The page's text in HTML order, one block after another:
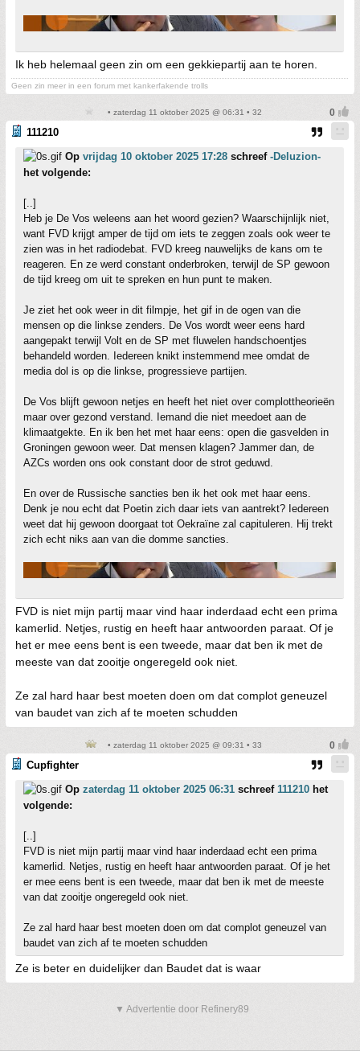
Ik heb helemaal geen zin om een gekkiepartij aan te horen.
Geen zin meer in een forum met kankerfakende trolls
• zaterdag 11 oktober 2025 @ 06:31 • 32
111210
Op vrijdag 10 oktober 2025 17:28 schreef -Deluzion-
het volgende:
[..]
Heb je De Vos weleens aan het woord gezien? Waarschijnlijk niet,
want FVD krijgt amper de tijd om iets te zeggen zoals ook weer te
zien was in het radiodebat. FVD kreeg nauwelijks de kans om te
reageren. En ze werd constant onderbroken, terwijl de SP gewoon
de tijd kreeg om uit te spreken en hun punt te maken.
Je ziet het ook weer in dit filmpje, het gif in de ogen van die
mensen op die linkse zenders. De Vos wordt weer eens hard
aangepakt terwijl Volt en de SP met fluwelen handschoentjes
behandeld worden. Iedereen knikt instemmend mee omdat de
media dol is op die linkse, progressieve partijen.
De Vos blijft gewoon netjes en heeft het niet over complottheorieën
maar over gezond verstand. Iemand die niet meedoet aan de
klimaatgekte. En ik ben het met haar eens: open die gasvelden in
Groningen gewoon weer. Dat mensen klagen? Jammer dan, de
AZCs worden ons ook constant door de strot geduwd.
En over de Russische sancties ben ik het ook met haar eens.
Denk je nou echt dat Poetin zich daar iets van aantrekt? Iedereen
weet dat hij gewoon doorgaat tot Oekraïne zal capituleren. Hij trekt
zich echt niks aan van die domme sancties.
FVD is niet mijn partij maar vind haar inderdaad echt een prima
kamerlid. Netjes, rustig en heeft haar antwoorden paraat. Of je
het er mee eens bent is een tweede, maar dat ben ik met de
meeste van dat zooitje ongeregeld ook niet.
Ze zal hard haar best moeten doen om dat complot geneuzel
van baudet van zich af te moeten schudden
• zaterdag 11 oktober 2025 @ 09:31 • 33
Cupfighter
Op zaterdag 11 oktober 2025 06:31 schreef 111210 het
volgende:
[..]
FVD is niet mijn partij maar vind haar inderdaad echt een prima
kamerlid. Netjes, rustig en heeft haar antwoorden paraat. Of je het
er mee eens bent is een tweede, maar dat ben ik met de meeste
van dat zooitje ongeregeld ook niet.
Ze zal hard haar best moeten doen om dat complot geneuzel van
baudet van zich af te moeten schudden
Ze is beter en duidelijker dan Baudet dat is waar
▼ Advertentie door Refinery89